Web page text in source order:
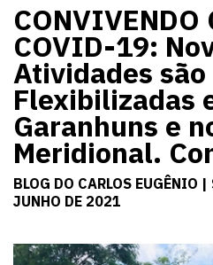
CONVIVENDO
COVID-19:
Atividades são
Flexibilizadas
Garanhuns e
Meridional.
BLOG DO CARLOS EUGÊNIO
JUNHO DE 2021